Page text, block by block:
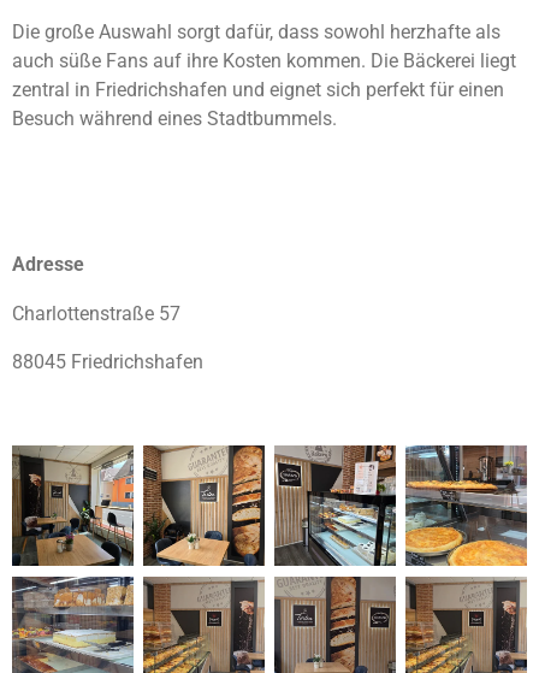
Die große Auswahl sorgt dafür, dass sowohl herzhafte als
auch süße Fans auf ihre Kosten kommen. Die Bäckerei liegt
zentral in Friedrichshafen und eignet sich perfekt für einen
Besuch während eines Stadtbummels.
Adresse
Charlottenstraße 57
88045 Friedrichshafen